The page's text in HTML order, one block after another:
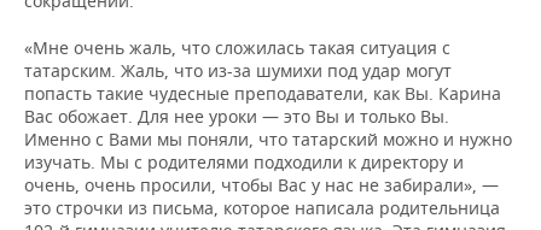
«Мне очень жаль, что сложилась такая ситуация с
татарским. Жаль, что из-за шумихи под удар могут
попасть такие чудесные преподаватели, как Вы. Карина
Вас обожает. Для нее уроки — это Вы и только Вы.
Именно с Вами мы поняли, что татарский можно и нужно
изучать. Мы с родителями подходили к директору и
очень, очень просили, чтобы Вас у нас не забирали», —
это строчки из письма, которое написала родительница